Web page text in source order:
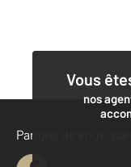
Vous
nos
Parlons de vous,